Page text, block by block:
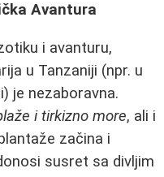
Avantura
i avanturu,
u Tanzaniji (npr. u
je nezaboravna.
i tirkizno more, ali i
začina i
susret sa divljim